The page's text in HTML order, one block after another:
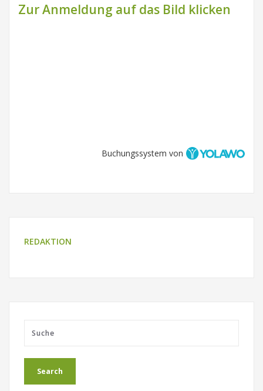
Zur Anmeldung auf das Bild klicken
Buchungssystem von
REDAKTION